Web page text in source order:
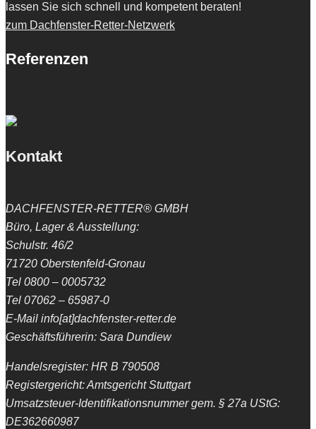
lassen Sie sich schnell und kompetent beraten!
zum Dachfenster-Retter-Netzwerk
Referenzen
Kontakt
DACHFENSTER-RETTER® GMBH
Büro, Lager & Ausstellung:
Schulstr. 46/2
71720 Oberstenfeld-Gronau
Tel 0800 – 0005732
Tel 07062 – 65987-0
E-Mail info[at]dachfenster-retter.de
Geschäftsführerin: Sara Dundiew
Handelsregister: HR B 790508
Registergericht: Amtsgericht Stuttgart
Umsatzsteuer-Identifikationsnummer gem. § 27a UStG:
DE362660987